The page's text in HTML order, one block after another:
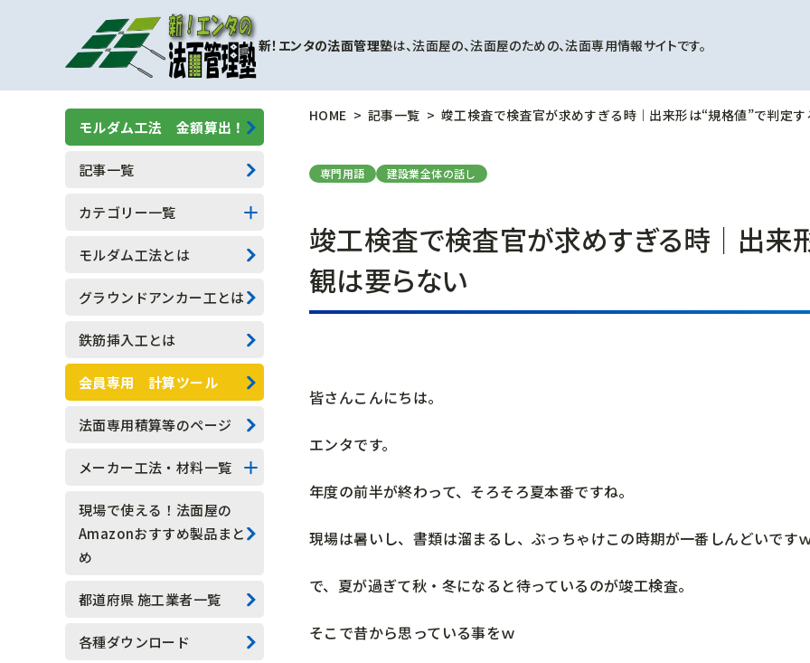
新！エンタの法面管理塾は、法面屋の、法面屋のための、法面専用情報サイトです。
HOME 記事一覧 竣工検査で検査官が求めすぎる時｜出来形は“規格値”で判定
専門用語 建設業全体の話し
竣工検査で検査官が求めすぎる時｜出来
観は要らない
皆さんこんにちは。
エンタです。
年度の前半が終わって、そろそろ夏本番ですね。
現場は暑いし、書類は溜まるし、ぶっちゃけこの時期が一番しんどいです
で、夏が過ぎて秋・冬になると待っているのが竣工検査。
そこで昔から思っている事をｗ
モルダム工法 金額算出！
記事一覧
カテゴリー一覧
擁壁補強工事
モルダム工
一般人向け(他業種)
専門用語
技能実習生
水抜きロックボルト
水抜きボーリング
現場吹付法枠工
モルタル吹付工
モルダム工法とは
グラウンドアンカー工とは
鉄筋挿入工とは
会員専用 計算ツール
法面専用積算等のページ
メーカー工法・材料一覧
法面系
測定器具系
アンカー系
その他
現場で使える！法面屋の
Amazonおすすめ製品まと
め
都道府県 施工業者一覧
各種ダウンロード